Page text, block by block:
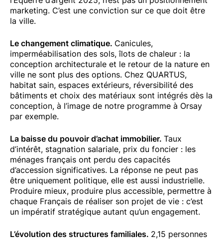
marketing. C’est une conviction sur ce que doit être
la ville.
Le changement climatique. Canicules,
imperméabilisation des sols, îlots de chaleur : la
conception architecturale et le retour de la nature en
ville ne sont plus des options. Chez QUARTUS,
habitat sain, espaces extérieurs, réversibilité des
bâtiments et choix des matériaux sont intégrés dès la
conception, à l’image de notre programme à Orsay
par exemple.
La baisse du pouvoir d’achat immobilier. Taux
d’intérêt, stagnation salariale, prix du foncier : les
ménages français ont perdu des capacités
d’accession significatives. La réponse ne peut pas
être uniquement politique, elle est aussi industrielle.
Produire mieux, produire plus accessible, permettre à
chaque Français de réaliser son projet de vie : c’est
un impératif stratégique autant qu’un engagement.
L’évolution des structures familiales. 2,15 personnes